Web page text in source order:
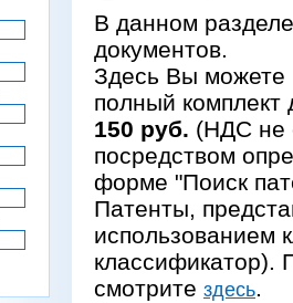
В данном
документов.
Здесь Вы можете
полный комплект
150 руб. (НДС не
посредством
форме "Поиск
Патенты,
использованием
классификатор).
смотрите здесь.